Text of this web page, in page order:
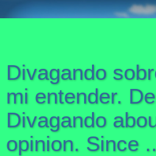
Divagando
mi entender.
Divagando
opinion. Since ..